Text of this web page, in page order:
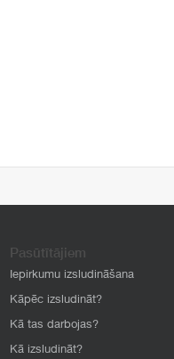
Pasūtītājiem
Iepirkumu izsludināšana
Kāpēc izsludināt?
Kā tas darbojas?
Kā izsludināt?